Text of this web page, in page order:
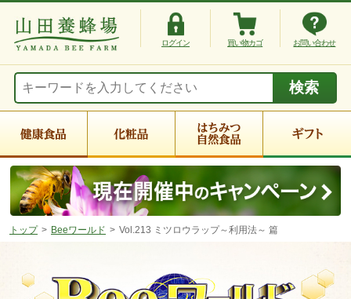
ログイン 買い物カゴ お問い合わせ
トップ Beeワールド Vol.213 ミツロウラップ～利用法～ 篇